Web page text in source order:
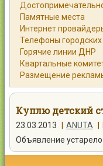
Работа
Объявления
Помощь
Памятные места
Интернет
Телефоны
Горячие линии ДНР
Квартальные
Размещение
Куплю детский
23.03.2013 ANUTA
Объявление устарело